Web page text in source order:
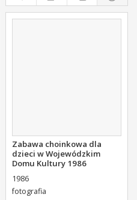
Zabawa choinkowa dla
dzieci w Wojewódzkim
Domu Kultury 1986
1986
fotografia